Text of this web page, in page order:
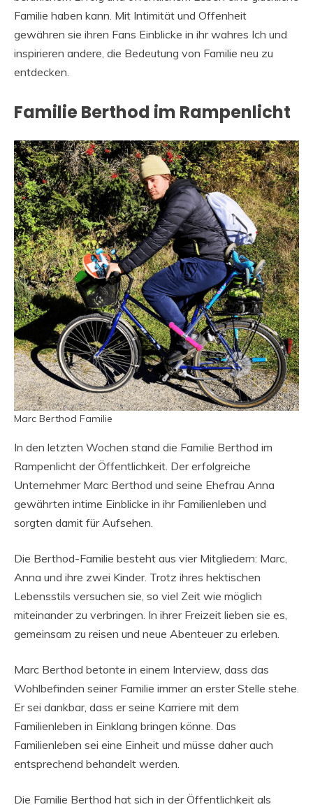
Familie haben kann. Mit Intimität und Offenheit
gewähren sie ihren Fans Einblicke in ihr wahres Ich und
inspirieren andere, die Bedeutung von Familie neu zu
entdecken.
Familie Berthod im Rampenlicht
Marc Berthod Familie
In den letzten Wochen stand die Familie Berthod im
Rampenlicht der Öffentlichkeit. Der erfolgreiche
Unternehmer Marc Berthod und seine Ehefrau Anna
gewährten intime Einblicke in ihr Familienleben und
sorgten damit für Aufsehen.
Die Berthod-Familie besteht aus vier Mitgliedern: Marc,
Anna und ihre zwei Kinder. Trotz ihres hektischen
Lebensstils versuchen sie, so viel Zeit wie möglich
miteinander zu verbringen. In ihrer Freizeit lieben sie es,
gemeinsam zu reisen und neue Abenteuer zu erleben.
Marc Berthod betonte in einem Interview, dass das
Wohlbefinden seiner Familie immer an erster Stelle stehe.
Er sei dankbar, dass er seine Karriere mit dem
Familienleben in Einklang bringen könne. Das
Familienleben sei eine Einheit und müsse daher auch
entsprechend behandelt werden.
Die Familie Berthod hat sich in der Öffentlichkeit als